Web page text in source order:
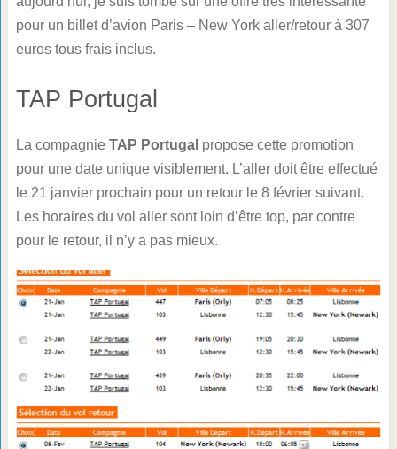
pour un billet d’avion Paris – New York aller/retour à 307
euros tous frais inclus.
TAP Portugal
La compagnie TAP Portugal propose cette promotion
pour une date unique visiblement. L’aller doit être effectué
le 21 janvier prochain pour un retour le 8 février suivant.
Les horaires du vol aller sont loin d’être top, par contre
pour le retour, il n’y a pas mieux.